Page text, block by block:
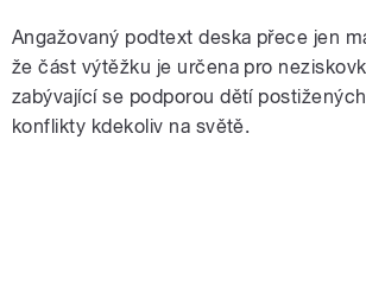
Angažovaný podtext deska přece jen
že část výtěžku je určena pro
zabývající se podporou dětí
konflikty kdekoliv na světě.